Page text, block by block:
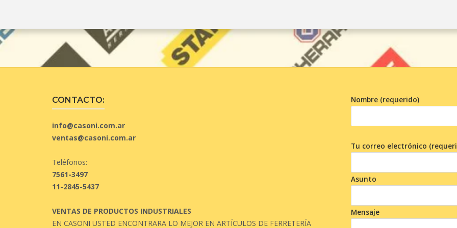
CONTACTO:
info@casoni.com.ar
ventas@casoni.com.ar
Teléfonos:
7561-3497
11-2845-5437
VENTAS DE PRODUCTOS INDUSTRIALES
EN CASONI USTED ENCONTRARA LO MEJOR EN ARTÍCULOS DE FERRETERÍA
Nombre (requerido)
Tu correo electrónico
Asunto
Mensaje